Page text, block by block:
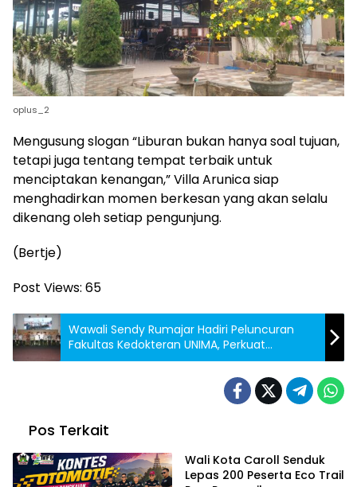
oplus_2
Mengusung slogan “Liburan bukan hanya soal tujuan,
tetapi juga tentang tempat terbaik untuk
menciptakan kenangan,” Villa Arunica siap
menghadirkan momen berkesan yang akan selalu
dikenang oleh setiap pengunjung.
(Bertje)
Post Views: 65
Wawali Sendy Rumajar Hadiri Peluncuran
Fakultas Kedokteran UNIMA, Perkuat
Pengembangan SDM Kesehatan Sulut
Pos Terkait
Wali Kota Caroll Senduk
Lepas 200 Peserta Eco Trail